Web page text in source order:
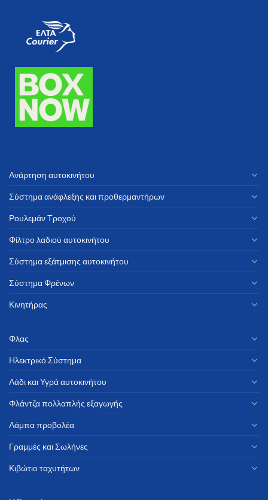
Ανάρτηση αυτοκινήτου
Σύστημα ανάφλεξης και προθερμαντήρων
Ρουλεμάν Τροχού
Φίλτρο λαδιού αυτοκινήτου
Σύστημα εξάτμισης αυτοκινήτου
Σύστημα Φρένων
Κινητήρας
Φλας
Ηλεκτρικό Σύστημα
Λάδι και Υγρά αυτοκινήτου
Φλάντζα πολλαπλής εξαγωγής
Λάμπα προβολέα
Γραμμές και Σωλήνες
Κιβώτιο ταχυτήτων